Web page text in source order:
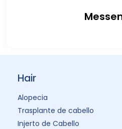
Hair
Alopecia
Trasplante de cabello
Injerto de Cabello